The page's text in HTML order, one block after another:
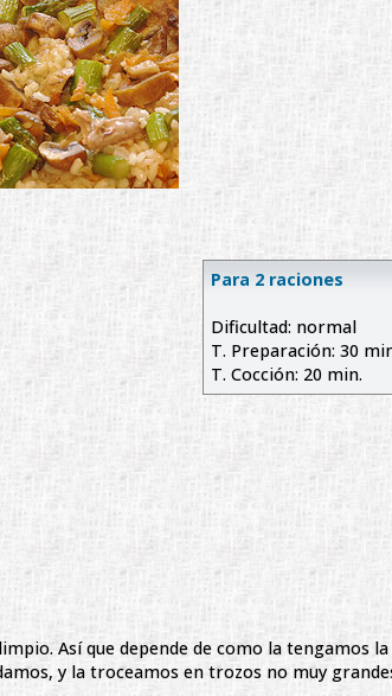
Para 2 raciones
Dificultad: normal
T. Preparación: 30
T. Cocción: 20 min.
Así que depende de como la tengamos la
y la troceamos en trozos no muy